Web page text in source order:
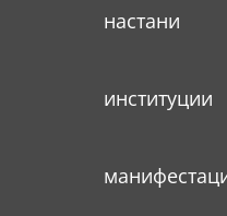
настани
институции